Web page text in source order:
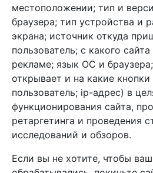
Арбен текстиль г. Щелково,
1-й Советский д.25, владение
Мы в соц. сетях
местоположении; тип и
браузера; тип устройства и
экрана; источник откуда
пользователь; с какого
рекламе; язык ОС и
открывает и на какие
пользователь; ip-адрес) в
функционирования сайта,
ретаргетинга и проведения
исследований и обзоров.
Если вы не хотите, чтобы